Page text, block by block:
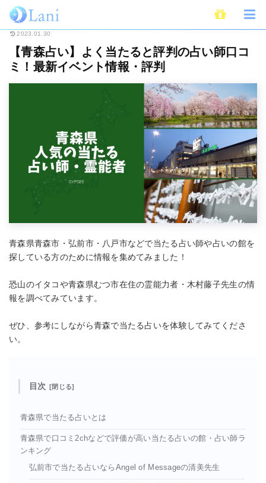
ホーム 占い 【青森占い】よく当たると評判の占い師
2023.01.30
【青森占い】よく当たると評判の占い師口コ
ミ！最新イベント情報・評判
青森県青森市・弘前市・八戸市などで当たる占い師や占いの館を
探している方のために情報を集めてみました！
恐山のイタコや青森県むつ市在住の霊能力者・木村藤子先生の情
報を調べてみています。
ぜひ、参考にしながら青森で当たる占いを体験してみてくださ
い。
目次
青森県で当たる占いとは
青森県で口コミ2chなどで評価が高い当たる占いの館・占い師ラ
ンキング
弘前市で当たる占いならAngel of Messageの清美先生